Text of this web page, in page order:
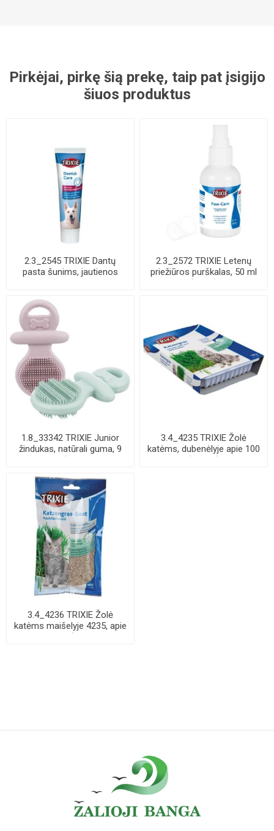
Pirkėjai, pirkę šią prekę, taip pat įsigijo
šiuos produktus
2.3_2545 TRIXIE Dantų
pasta šunims, jautienos
2.3_2572 TRIXIE Letenų
priežiūros purškalas, 50 ml
(pak.4)
1.8_33342 TRIXIE Junior
žindukas, natūrali guma, 9
cm (pak.3...
3.4_4235 TRIXIE Žolė
katėms, dubenėlyje apie 100
g (pak.12) ...
3.4_4236 TRIXIE Žolė
katėms maišelyje 4235, apie
100 g (pak....